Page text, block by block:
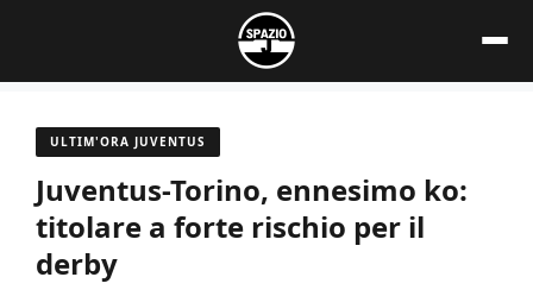
contenuto
ULTIM'ORA JUVENTUS
Juventus-Torino, ennesimo ko:
titolare a forte rischio per il
derby